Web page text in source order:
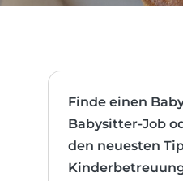
Finde einen
Babysitter-Job
den neuesten